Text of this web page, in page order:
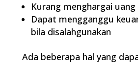
Kurang menghargai uang
Dapat mengganggu
bila disalahgunakan
Ada beberapa hal yang